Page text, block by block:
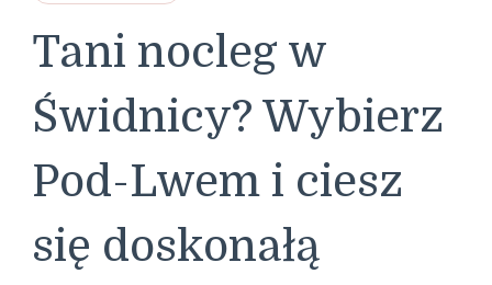
Tani nocleg w
Świdnicy? Wybierz
Pod-Lwem i ciesz
się doskonałą